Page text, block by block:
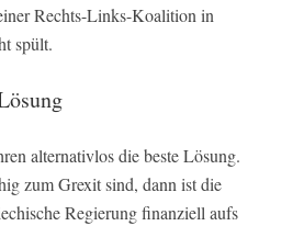
Rechts-Links-Koalition in
spült.
alternativlos die beste Lösung.
zum Grexit sind, dann ist die
Regierung finanziell aufs